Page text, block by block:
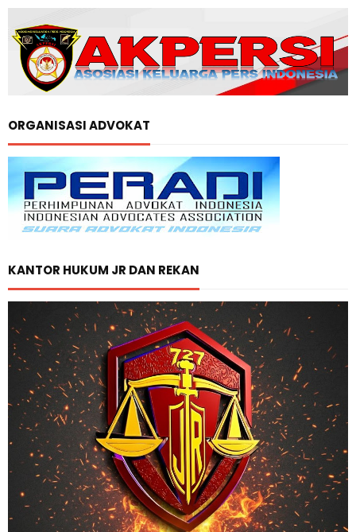
ORGANISASI ADVOKAT
KANTOR HUKUM JR DAN REKAN